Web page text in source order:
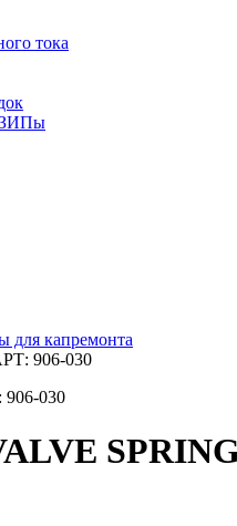
тока
ЗИПы
для капремонта
906-030